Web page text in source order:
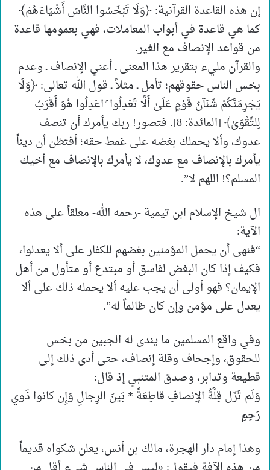
إن هذه القاعدة القرآنية: ﴿وَلَا تَبْخَسُوا النَّاسَ أَشْيَاءَهُمْ﴾
كما هي قاعدة في أبواب المعاملات، فهي بعمومها قاعدة
من قواعد الإنصاف مع الغير.
والقرآن مليء بتقرير هذا المعنى ـ أعني الإنصاف ـ وعدم
بخس الناس حقوقهم؛ تأمل ـ مثلاً ـ قول الله تعالى: ﴿وَلَا
يَجْرِمَنَّكُمْ شَنَآنُ قَوْمٍ عَلَىٰ أَلَّا تَعْدِلُوا ۚ اعْدِلُوا هُوَ أَقْرَبُ
لِلتَّقْوَىٰ﴾ [المائدة: 8]. فتصور! ربك يأمرك أن تنصف
عدوك، وألا يحملك بغضه على غمط حقه؛ أفتظن أن ديناً
يأمرك بالإنصاف مع عدوك، لا يأمرك بالإنصاف مع أخيك
المسلم؟! اللهم لا”.
ال شيخ الإسلام ابن تيمية -رحمه الله- معلقاً على هذه
الآية:
“فنهى أن يحمل المؤمنين بغضهم للكفار على ألا يعدلوا،
فكيف إذا كان البغض لفاسق أو مبتدع أو متأول من أهل
الإيمان؟ فهو أولى أن يجب عليه ألا يحمله ذلك على ألا
يعدل على مؤمن وإن كان ظالماً له”.
وفي واقع المسلمين ما يندى له الجبين من بخس
للحقوق، وإجحاف وقلة إنصاف، حتى أدى ذلك إلى
قطيعة وتدابر، وصدق المتنبي إذ قال:
وَلَم تَزَل قِلَّةُ الإِنصافِ قاطِعَةً * بَينَ الرِجالِ وَإِن كانوا ذَوي
رَحِمِ
وهذا إمام دار الهجرة، مالك بن أنس، يعلن شكواه قديماً